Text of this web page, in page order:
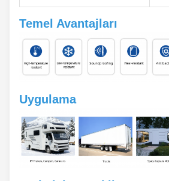
Temel Avantajları
Uygulama